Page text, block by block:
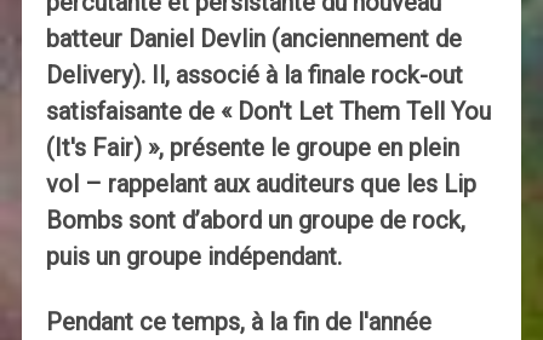
batteur Daniel Devlin (anciennement de
Delivery). Il, associé à la finale rock-out
satisfaisante de « Don't Let Them Tell You
(It's Fair) », présente le groupe en plein
vol – rappelant aux auditeurs que les Lip
Bombs sont d’abord un groupe de rock,
puis un groupe indépendant.
Pendant ce temps, à la fin de l'année